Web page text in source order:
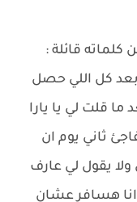
قائلة :
كل اللي حصل
قلت لي يا يارا
ثاني يوم ان
يقول لي عارف
هسافر عشان